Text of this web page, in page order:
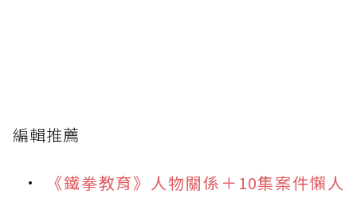
編輯推薦
《鐵拳教育》人物關係＋10集案件懶人